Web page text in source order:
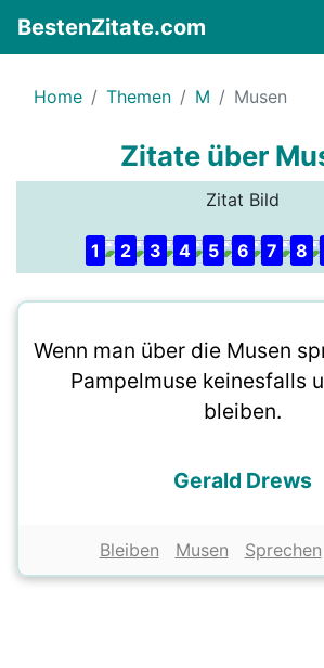
BestenZitate.com
Home Themen M Musen
Zitate über
Zitat Bild
1 2 3 4 5 6 7 8
Wenn man über die Musen
Pampelmuse keinesfalls
bleiben.
Gerald Drews
Bleiben Musen Sprechen